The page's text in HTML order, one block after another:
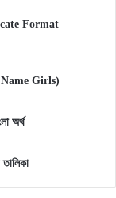
Format
Name Girls)
অর্থ